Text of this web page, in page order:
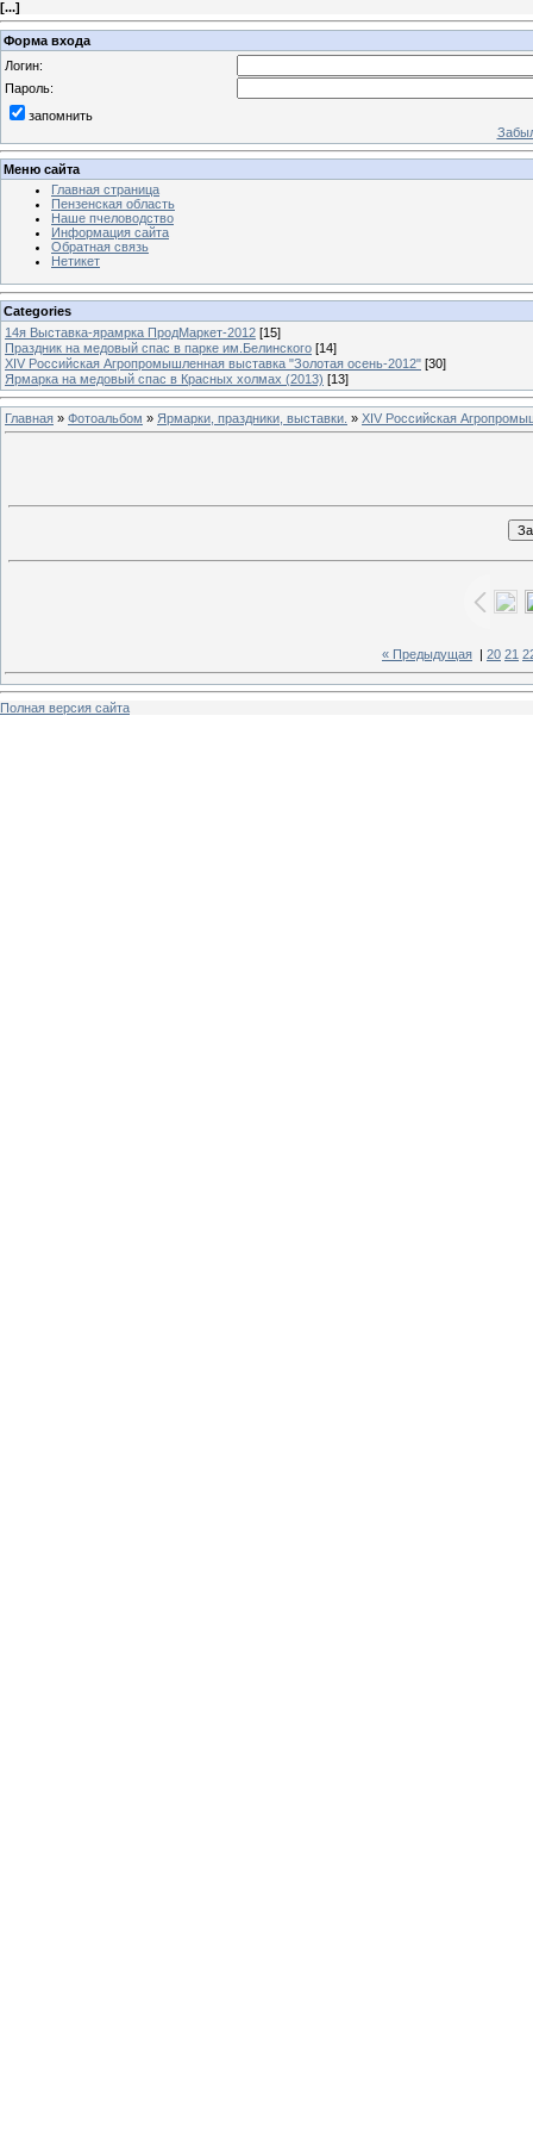
[...]
Форма входа
Логин:
Пароль:
запомнить
Меню сайта
Главная страница
Пензенская область
Наше пчеловодство
Информация сайта
Обратная связь
Нетикет
Categories
14я Выставка-ярамрка ПродМаркет-2012 [15]
Праздник на медовый спас в парке им.Белинского [14]
XIV Российская Агропромышленная выставка "Золотая осень-2012" [30]
Ярмарка на медовый спас в Красных холмах (2013) [13]
Главная » Фотоальбом » Ярмарки, праздники, выставки. » XIV Российская
« Предыдущая 20 21
Полная версия сайта